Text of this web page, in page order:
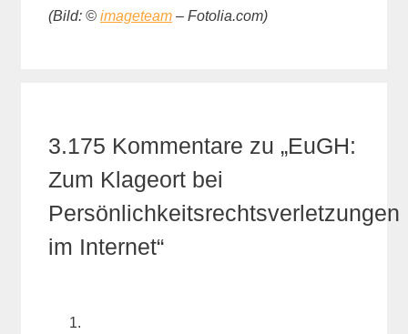
(Bild: © imageteam – Fotolia.com)
3.175 Kommentare zu „EuGH:
Zum Klageort bei
Persönlichkeitsrechtsverletzungen
im Internet“